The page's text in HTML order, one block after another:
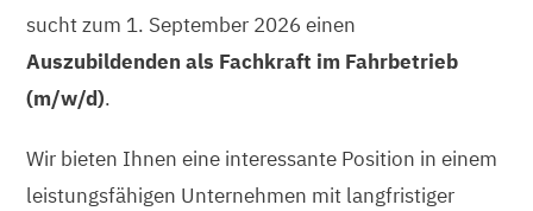
sucht zum 1. September 2026 einen
Auszubildenden als Fachkraft im Fahrbetrieb
(m/w/d).
Wir bieten Ihnen eine interessante Position in einem
leistungsfähigen Unternehmen mit langfristiger